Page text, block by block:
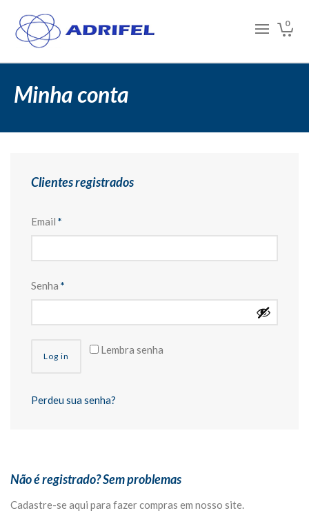
0
Minha conta
Clientes registrados
Email *
Senha *
Lembra senha
Log in
Perdeu sua senha?
Não é registrado? Sem problemas
Cadastre-se aqui para fazer compras em nosso site.